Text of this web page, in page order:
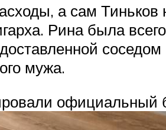
а сам
Рина была
мужа.
официальный